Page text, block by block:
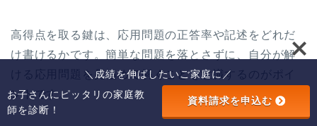
高得点を取る鍵は、応用問題の正答率や記述をどれだ
け書けるかです。簡単な問題を落とさずに、自分が解
ける応用問題を見極めて解くことを意識するのがポイ
ントです。
＼成績を伸ばしたいご家庭に／
お子さんにピッタリの家庭教
師を診断！
資料請求を申込む